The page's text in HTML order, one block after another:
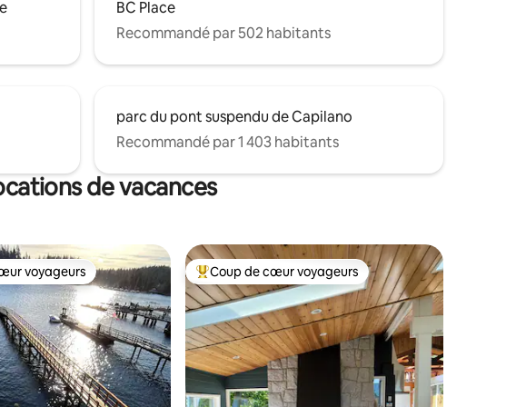
BC Place
Recommandé par 502 habitants
parc du pont suspendu de Capilano
Recommandé par 1 403 habitants
de vacances
voyageurs les plus appréciés
voyageurs Coups de cœur voyageurs les plus appréciés
Coup de cœur voyageurs